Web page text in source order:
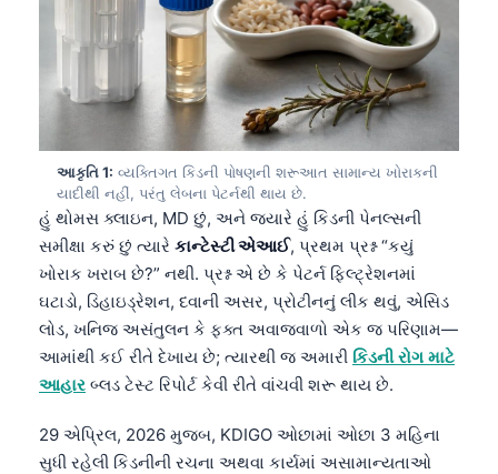
આકૃતિ 1: વ્યક્તિગત કિડની પોષણની શરૂઆત સામાન્ય ખોરાકની
યાદીથી નહીં, પરંતુ લેબના પેટર્નથી થાય છે.
હું થોમસ ક્લાઇન, MD છું, અને જ્યારે હું કિડની પેનલ્સની
સમીક્ષા કરું છું ત્યારે કાન્ટેસ્ટી એઆઈ, પ્રથમ પ્રશ્ન “કયું
ખોરાક ખરાબ છે?” નથી. પ્રશ્ન એ છે કે પેટર્ન ફિલ્ટ્રેશનમાં
ઘટાડો, ડિહાઇડ્રેશન, દવાની અસર, પ્રોટીનનું લીક થવું, એસિડ
લોડ, ખનિજ અસંતુલન કે ફક્ત અવાજવાળો એક જ પરિણામ—
આમાંથી કઈ રીતે દેખાય છે; ત્યારથી જ અમારી કિડની રોગ માટે
આહાર બ્લડ ટેસ્ટ રિપોર્ટ કેવી રીતે વાંચવી શરૂ થાય છે.
29 એપ્રિલ, 2026 મુજબ, KDIGO ઓછામાં ઓછા 3 મહિના
સુધી રહેલી કિડનીની રચના અથવા કાર્યમાં અસામાન્યતાઓ